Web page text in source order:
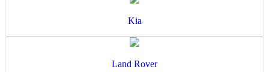
Kia
Land Rover